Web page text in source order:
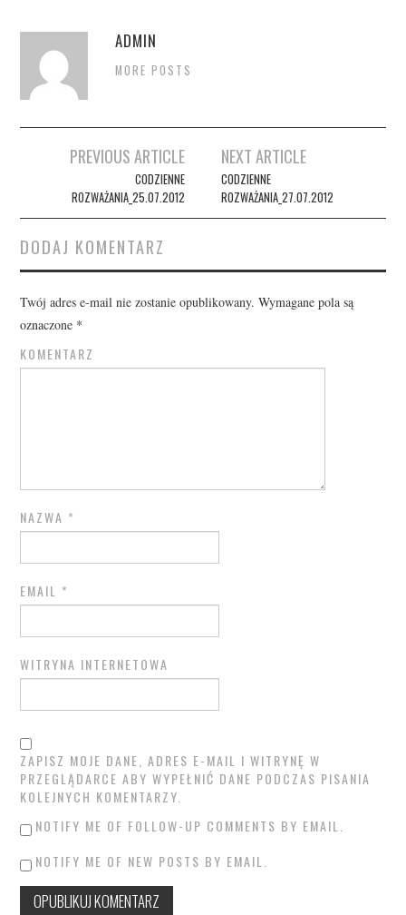
ADMIN
MORE POSTS
navigation
PREVIOUS ARTICLE
CODZIENNE
ROZWAŻANIA_25.07.2012
NEXT ARTICLE
CODZIENNE
ROZWAŻANIA_27.07.2012
DODAJ KOMENTARZ
Twój adres e-mail nie zostanie opublikowany. Wymagane pola są
oznaczone *
KOMENTARZ
NAZWA *
EMAIL *
WITRYNA INTERNETOWA
ZAPISZ MOJE DANE, ADRES E-MAIL I WITRYNĘ W
PRZEGLĄDARCE ABY WYPEŁNIĆ DANE PODCZAS PISANIA
KOLEJNYCH KOMENTARZY.
NOTIFY ME OF FOLLOW-UP COMMENTS BY EMAIL.
NOTIFY ME OF NEW POSTS BY EMAIL.